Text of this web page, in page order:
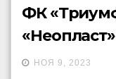
ФК
«Неопласт»
НОЯ 9, 2023